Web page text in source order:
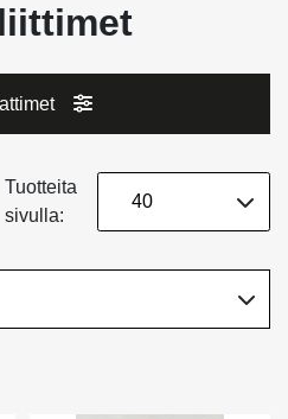
Tuotteita
sivulla: